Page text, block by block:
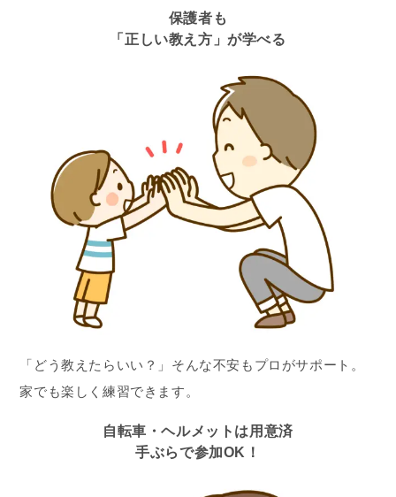
保護者も
「正しい教え方」が学べる
「どう教えたらいい？」そんな不安もプロがサポート。
家でも楽しく練習できます。
自転車・ヘルメットは用意済
手ぶらで参加OK！